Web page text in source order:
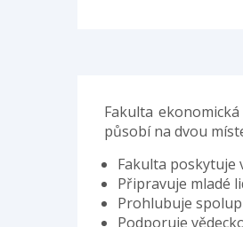
Fakulta
působí na dvou
Fakulta poskytuje
Připravuje mladé
Prohlubuje
Podporuje